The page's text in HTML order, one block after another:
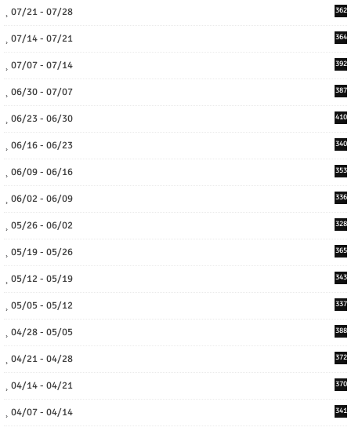
07/21 - 07/28 362
07/14 - 07/21 364
07/07 - 07/14 392
06/30 - 07/07 387
06/23 - 06/30 410
06/16 - 06/23 340
06/09 - 06/16 353
06/02 - 06/09 336
05/26 - 06/02 328
05/19 - 05/26 365
05/12 - 05/19 343
05/05 - 05/12 337
04/28 - 05/05 388
04/21 - 04/28 372
04/14 - 04/21 370
04/07 - 04/14 341